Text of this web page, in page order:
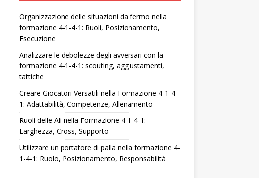
Organizzazione delle situazioni da fermo nella
formazione 4-1-4-1: Ruoli, Posizionamento,
Esecuzione
Analizzare le debolezze degli avversari con la
formazione 4-1-4-1: scouting, aggiustamenti,
tattiche
Creare Giocatori Versatili nella Formazione 4-1-4-
1: Adattabilità, Competenze, Allenamento
Ruoli delle Ali nella Formazione 4-1-4-1:
Larghezza, Cross, Supporto
Utilizzare un portatore di palla nella formazione 4-
1-4-1: Ruolo, Posizionamento, Responsabilità